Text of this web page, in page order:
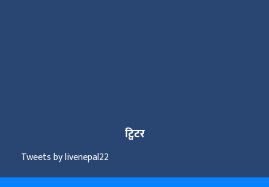
ट्विटर
Tweets by livenepal22